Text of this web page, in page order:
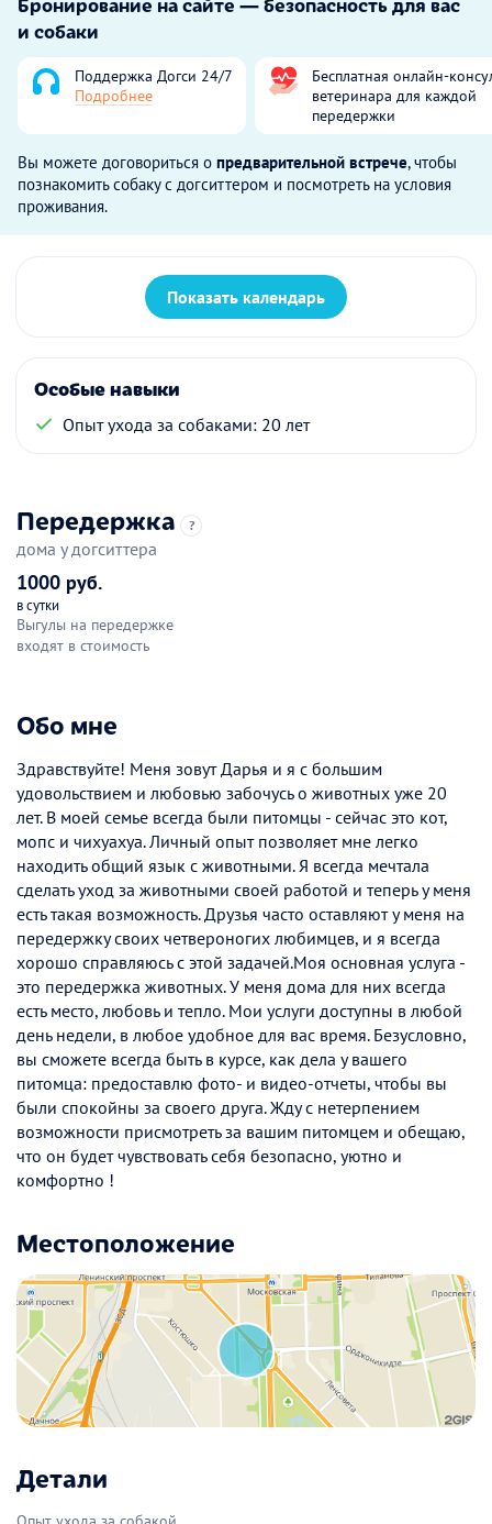
и собаки
Поддержка Догси 24/7
Подробнее
Бесплатная онлайн-
ветеринара для каждой
передержки
Вы можете договориться о предварительной встрече, чтобы
познакомить собаку с догситтером и посмотреть на условия
проживания.
Показать календарь
Особые навыки
Опыт ухода за собаками: 20 лет
Передержка ?
дома у догситтера
1000 руб.
в сутки
Выгулы на передержке
входят в стоимость
Обо мне
Здравствуйте! Меня зовут Дарья и я с большим
удовольствием и любовью забочусь о животных уже 20
лет. В моей семье всегда были питомцы - сейчас это кот,
мопс и чихуахуа. Личный опыт позволяет мне легко
находить общий язык с животными. Я всегда мечтала
сделать уход за животными своей работой и теперь у меня
есть такая возможность. Друзья часто оставляют у меня на
передержку своих четвероногих любимцев, и я всегда
хорошо справляюсь с этой задачей.Моя основная услуга -
это передержка животных. У меня дома для них всегда
есть место, любовь и тепло. Мои услуги доступны в любой
день недели, в любое удобное для вас время. Безусловно,
вы сможете всегда быть в курсе, как дела у вашего
питомца: предоставлю фото- и видео-отчеты, чтобы вы
были спокойны за своего друга. Жду с нетерпением
возможности присмотреть за вашим питомцем и обещаю,
что он будет чувствовать себя безопасно, уютно и
комфортно !
Местоположение
Детали